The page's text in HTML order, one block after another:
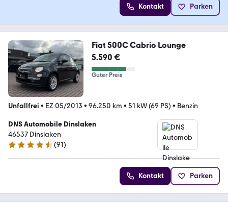
Kontakt Parken
Fiat 500C Cabrio Lounge
5.590 €
Guter Preis
Unfallfrei • EZ 05/2013 • 96.250 km • 51 kW (69 PS) • Benzin
DNS Automobile Dinslaken
46537 Dinslaken
4.7 Sterne
(91)
Kontakt Parken